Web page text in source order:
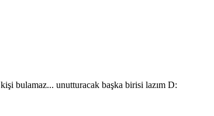
bulamaz... unutturacak başka birisi lazım D: